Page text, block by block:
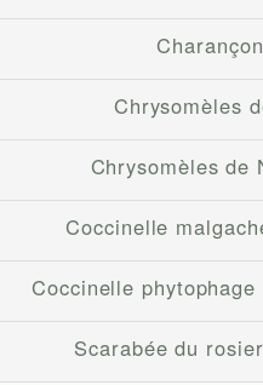
Chrysomèles
Chrysomèles de
Coccinelle
Coccinelle phytophage
Scarabée du